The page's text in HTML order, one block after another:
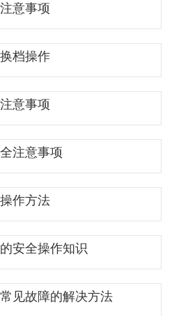
意事项
档操作
意事项
注意事项
作方法
安全操作知识
见故障的解决方法